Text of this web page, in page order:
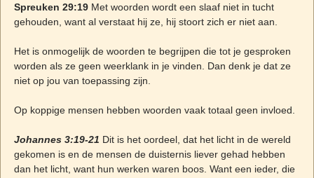
Spreuken 29:19Met woorden wordt een slaaf niet in tucht
gehouden, want al verstaat hij ze, hij stoort zich er niet aan.
Het is onmogelijk de woorden te begrijpen die tot je gesproken
worden als ze geen weerklank in je vinden. Dan denk je dat ze
niet op jou van toepassing zijn.
Op koppige mensen hebben woorden vaak totaal geen invloed.
Johannes 3:19-21 Dit is het oordeel, dat het licht in de wereld
gekomen is en de mensen de duisternis liever gehad hebben
dan het licht, want hun werken waren boos. Want een ieder, die